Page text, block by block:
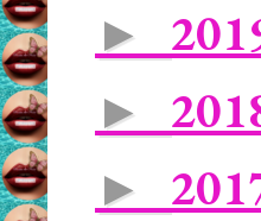
►
►
►